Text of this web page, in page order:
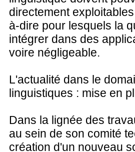
directement
à-dire pour lesquels la
intégrer dans des
voire négligeable.
L'actualité dans le
linguistiques : mise en
Dans la lignée des
au sein de son comité
création d'un nouveau